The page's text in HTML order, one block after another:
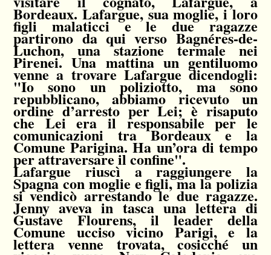
Bordeaux. Lafargue, sua moglie, i loro
figli malaticci e le due ragazze
partirono da qui verso Bagnéres-de-
Luchon, una stazione termale nei
Pirenei. Una mattina un gentiluomo
venne a trovare Lafargue dicendogli:
"Io sono un poliziotto, ma sono
repubblicano, abbiamo ricevuto un
ordine d’arresto per Lei; è risaputo
che Lei era il responsabile per le
comunicazioni tra Bordeaux e la
Comune Parigina. Ha un’ora di tempo
per attraversare il confine".
Lafargue riuscì a raggiungere la
Spagna con moglie e figli, ma la polizia
si vendicò arrestando le due ragazze.
Jenny aveva in tasca una lettera di
Gustave Flourens, il leader della
Comune ucciso vicino Parigi, e la
lettera venne trovata, cosicché un